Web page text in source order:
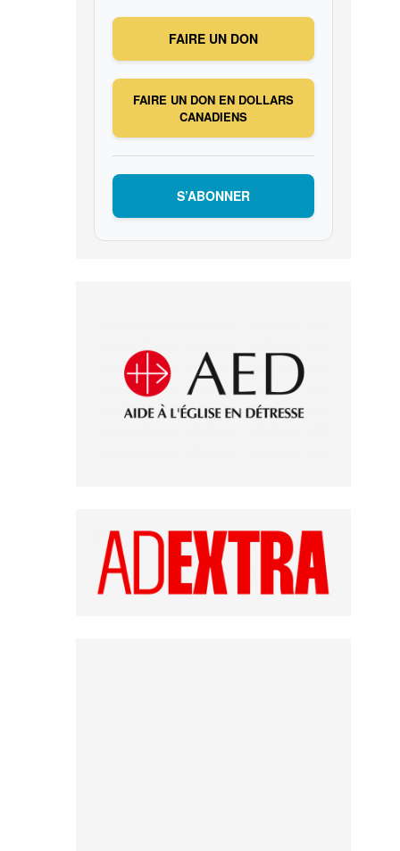
FAIRE UN DON
FAIRE UN DON EN DOLLARS
CANADIENS
S’ABONNER